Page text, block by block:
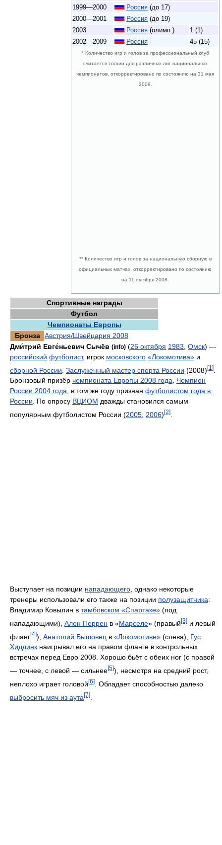
1999—2000
Россия (до 17)
2000—2001
Россия (до 19)
2003
Россия (олимп.)
1 (1)
2002—2009
Россия 45 (15)
* Количество игр и голов за профессиональный клуб
считается только для различных лиг национальных
чемпионатов, откорректировано по состоянию на 31 мая
2009.
** Количество игр и голов за национальную сборную в
официальных матчах, откорректировано по состоянию
на 11 октября 2008.
Спортивные награды
Футбол
Чемпионаты Европы
Бронза Австрия/Швейцария 2008
Дми́трий Евге́ньевич Сычёв (info) (26 октября 1983 Омск) —
российский футболист, игрок московского «Локомотива» и
сборной России Заслуженный мастер спорта России (2008)[1]
Бронзовый призёр чемпионата Европы 2008 года. Чемпион
России 2004 года, в том же году признан футболистом года в
России. По опросу ВЦИОМ дважды становился самым
популярным футболистом России (2005 2006) [2]
Выступает на позиции нападающего , однако некоторые
тренеры использовали его также на позиции полузащитника:
Владимир Ковылин в тамбовском «Спартаке» (под
нападающими), Ален Перрен в «Марселе» (правый[3] и левый
фланг[4]), Анатолий Бышовец в «Локомотиве» (слева), Гус
Хиддинк наигрывал его на правом фланге в контрольных
встречах перед Евро 2008. Хорошо бьёт с обеих ног (с правой
— точнее, с левой — сильнее[5]), несмотря на средний рост,
неплохо играет головой[6]
. Обладает способностью далеко
выбросить мяч из аута[7]